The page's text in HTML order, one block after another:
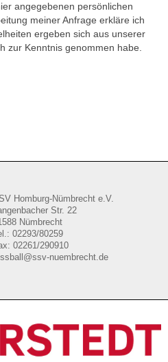
angegebenen persönlichen
meiner Anfrage erkläre ich
ergeben sich aus unserer
zur Kenntnis genommen habe.
Homburg-Nümbrecht e.V.
Str. 22
Nümbrecht
02293/80259
02261/290910
nuembrecht.de